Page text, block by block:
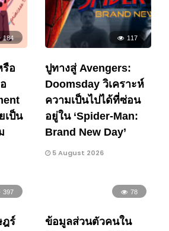
184
รือ
เป็น
117
ปูทางสู่ Avengers:
Doomsday วิเคราะห์
ความเป็นไปได้ที่ซ่อน
อยู่ใน ‘Spider-Man:
Brand New Day’
5 August 2026
397
ร์
78
ข้อมูลส่วนตัวคนใน